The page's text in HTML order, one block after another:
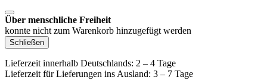
Über menschliche Freiheit
konnte nicht zum Warenkorb hinzugefügt werden
Schließen
Lieferzeit innerhalb Deutschlands: 2 – 4 Tage
Lieferzeit für Lieferungen ins Ausland: 3 – 7 Tage